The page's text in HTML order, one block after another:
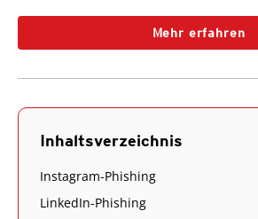
Mehr erfahren
Inhaltsverzeichnis
Instagram-Phishing
LinkedIn-Phishing